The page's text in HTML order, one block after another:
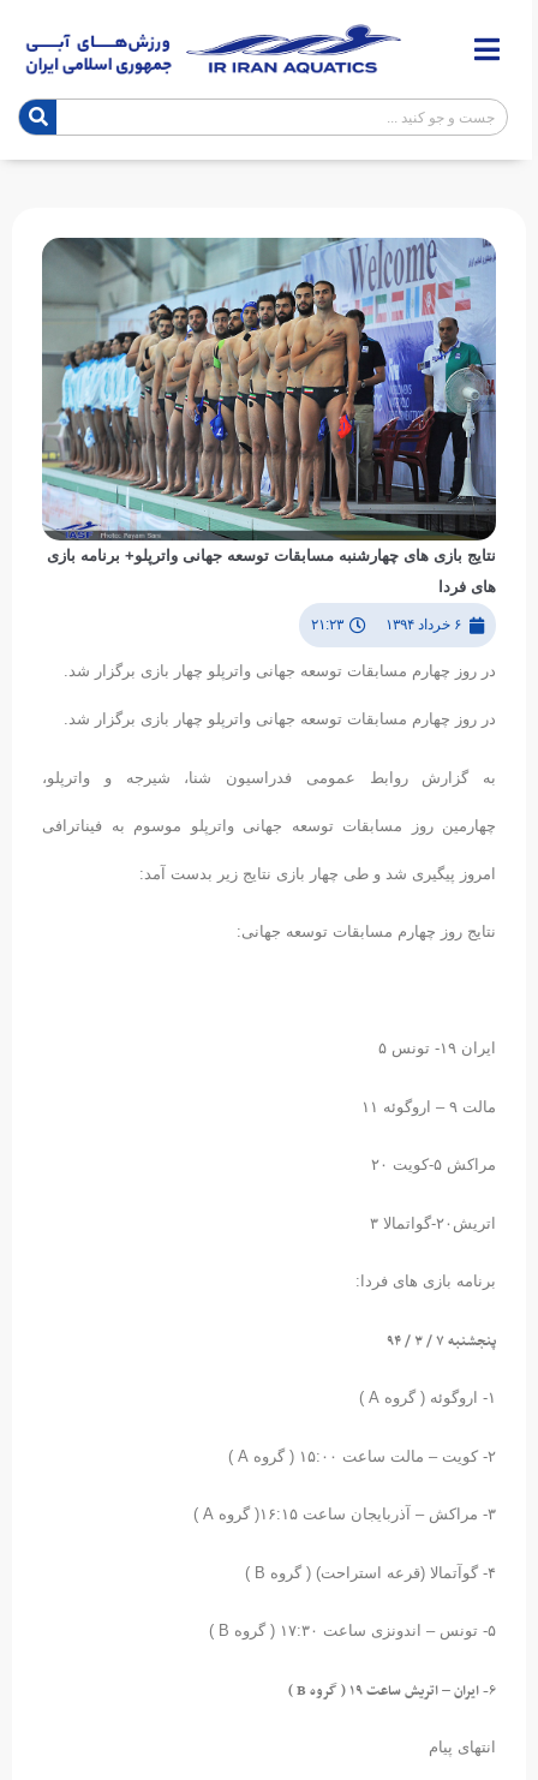
نتایج بازی های چهارشنبه مسابقات توسعه جهانی واترپلو+ برنامه بازی
های فردا
۶ خرداد ۱۳۹۴ ۲۱:۲۳
در روز چهارم مسابقات توسعه جهانی واترپلو چهار بازی برگزار شد.
در روز چهارم مسابقات توسعه جهانی واترپلو چهار بازی برگزار شد.
به گزارش روابط عمومی فدراسیون شنا، شیرجه و واترپلو،
چهارمین روز مسابقات توسعه جهانی واترپلو موسوم به فیناترافی
امروز پیگیری شد و طی چهار بازی نتایج زیر بدست آمد:
نتایج روز چهارم مسابقات توسعه جهانی:
ایران ۱۹- تونس ۵
مالت ۹ – اروگوئه ۱۱
مراکش ۵-کویت ۲۰
اتریش۲۰-گواتمالا ۳
برنامه بازی های فردا:
پنجشنبه ۷ / ۳ / ۹۴
۲- کویت – مالت ساعت ۱۵:۰۰ ( گروه A )
۳- مراکش – آذربایجان ساعت ۱۶:۱۵( گروه A )
۴- گوآتمالا (قرعه استراحت) ( گروه B )
۵- تونس – اندونزی ساعت ۱۷:۳۰ ( گروه B )
۶- ایران – اتریش ساعت ۱۹ ( گروه B )
انتهای پیام